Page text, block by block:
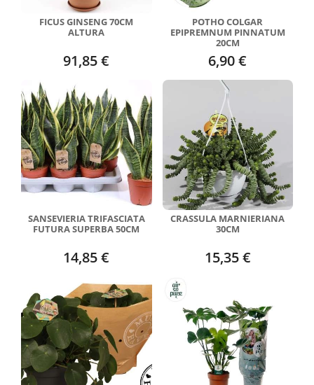
FICUS GINSENG 70CM
ALTURA
91,85 €
POTHO COLGAR
EPIPREMNUM PINNATUM
20CM
6,90 €
SANSEVIERIA TRIFASCIATA
FUTURA SUPERBA 50CM
14,85 €
CRASSULA MARNIERIANA
30CM
15,35 €